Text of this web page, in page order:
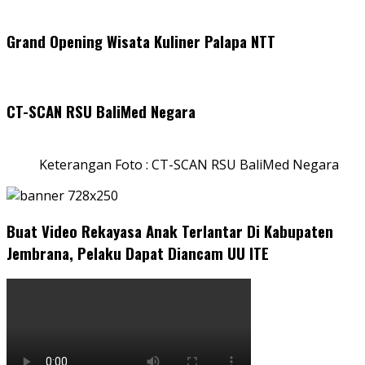
Grand Opening Wisata Kuliner Palapa NTT
CT-SCAN RSU BaliMed Negara
Keterangan Foto : CT-SCAN RSU BaliMed Negara
Buat Video Rekayasa Anak Terlantar Di Kabupaten
Jembrana, Pelaku Dapat Diancam UU ITE